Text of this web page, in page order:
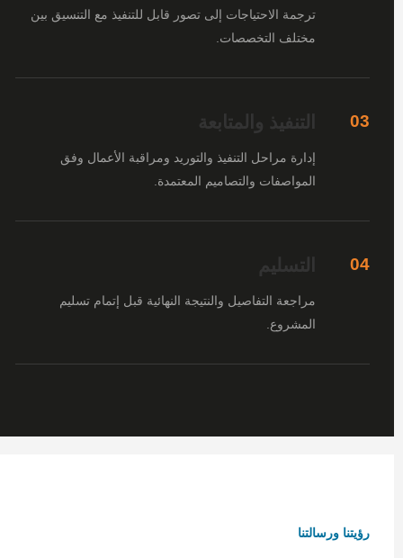
ترجمة الاحتياجات إلى تصور قابل للتنفيذ مع التنسيق بين
مختلف التخصصات.
03 التنفيذ والمتابعة
إدارة مراحل التنفيذ والتوريد ومراقبة الأعمال وفق
المواصفات والتصاميم المعتمدة.
04 التسليم
مراجعة التفاصيل والنتيجة النهائية قبل إتمام تسليم
المشروع.
رؤيتنا ورسالتنا